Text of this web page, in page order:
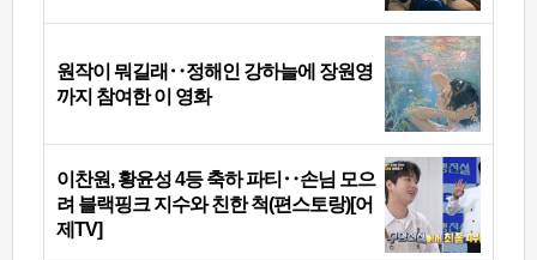
원작이 뭐길래‥정해인 강하늘에 장원영
까지 참여한 이 영화
이찬원, 황윤성 4등 축하 파티‥손님 모으
려 블랙핑크 지수와 친한 척(편스토랑)[어
제TV]